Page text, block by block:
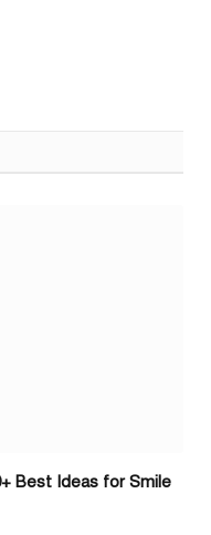
Best Ideas for Smile